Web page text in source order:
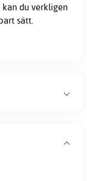
du verkligen
sätt.